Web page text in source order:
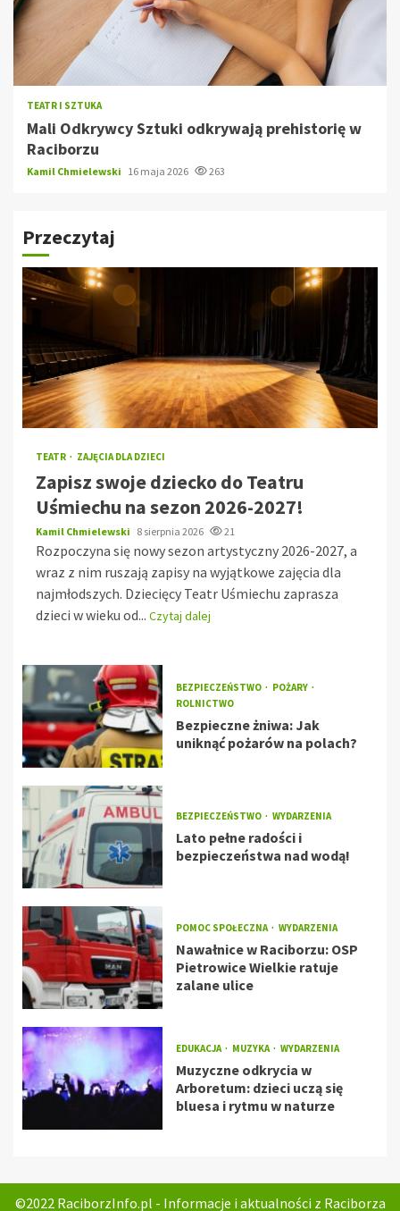
TEATR I SZTUKA
Mali Odkrywcy Sztuki odkrywają prehistorię w
Raciborzu
Kamil Chmielewski 16 maja 2026 263
Przeczytaj
TEATR ZAJĘCIA DLA DZIECI
Zapisz swoje dziecko do Teatru
Uśmiechu na sezon 2026-2027!
Kamil Chmielewski 8 sierpnia 2026 21
Rozpoczyna się nowy sezon artystyczny 2026-2027, a
wraz z nim ruszają zapisy na wyjątkowe zajęcia dla
najmłodszych. Dziecięcy Teatr Uśmiechu zaprasza
dzieci w wieku od... Czytaj dalej
BEZPIECZEŃSTWO
POŻARY
ROLNICTWO
Bezpieczne żniwa: Jak
uniknąć pożarów na polach?
BEZPIECZEŃSTWO WYDARZENIA
Lato pełne radości i
bezpieczeństwa nad wodą!
POMOC SPOŁECZNA WYDARZENIA
Nawałnice w Raciborzu: OSP
Pietrowice Wielkie ratuje
zalane ulice
EDUKACJA MUZYKA WYDARZENIA
Muzyczne odkrycia w
Arboretum: dzieci uczą się
bluesa i rytmu w naturze
©2022 RaciborzInfo.pl - Informacje i aktualności z Raciborza